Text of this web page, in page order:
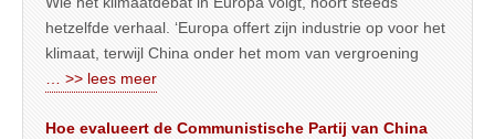
hetzelfde verhaal. ‘Europa offert zijn industrie op voor het
klimaat, terwijl China onder het mom van vergroening
… >> lees meer
Hoe evalueert de Communistische Partij van China